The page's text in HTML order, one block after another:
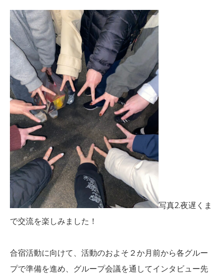
写真2.夜遅くま
で交流を楽しみました！
合宿活動に向けて、活動のおよそ２か月前から各グルー
プで準備を進め、グループ会議を通してインタビュー先